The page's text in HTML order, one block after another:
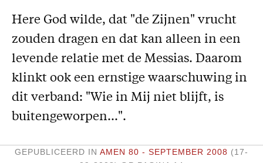
Over AMEN
Abonnementen
Adreswijziging
Here God wilde, dat "de Zijnen" vrucht
zouden dragen en dat kan alleen in een
levende relatie met de Messias. Daarom
klinkt ook een ernstige waarschuwing in
dit verband: "Wie in Mij niet blijft, is
buitengeworpen...".
GEPUBLICEERD IN AMEN 80 - SEPTEMBER 2008 (17-